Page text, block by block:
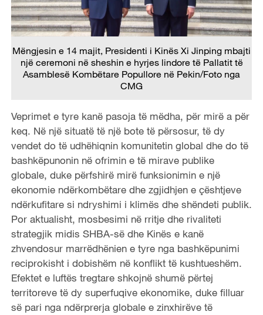
Mëngjesin e 14 majit, Presidenti i Kinës Xi Jinping mbajti
një ceremoni në sheshin e hyrjes lindore të Pallatit të
Asamblesë Kombëtare Popullore në Pekin/Foto nga
CMG
Veprimet e tyre kanë pasoja të mëdha, për mirë a për
keq. Në një situatë të një bote të përsosur, të dy
vendet do të udhëhiqnin komunitetin global dhe do të
bashkëpunonin në ofrimin e të mirave publike
globale, duke përfshirë mirë funksionimin e një
ekonomie ndërkombëtare dhe zgjidhjen e çështjeve
ndërkufitare si ndryshimi i klimës dhe shëndeti publik.
Por aktualisht, mosbesimi në rritje dhe rivaliteti
strategjik midis SHBA-së dhe Kinës e kanë
zhvendosur marrëdhënien e tyre nga bashkëpunimi
reciprokisht i dobishëm në konflikt të kushtueshëm.
Efektet e luftës tregtare shkojnë shumë përtej
territoreve të dy superfuqive ekonomike, duke filluar
së pari nga ndërprerja globale e zinxhirëve të